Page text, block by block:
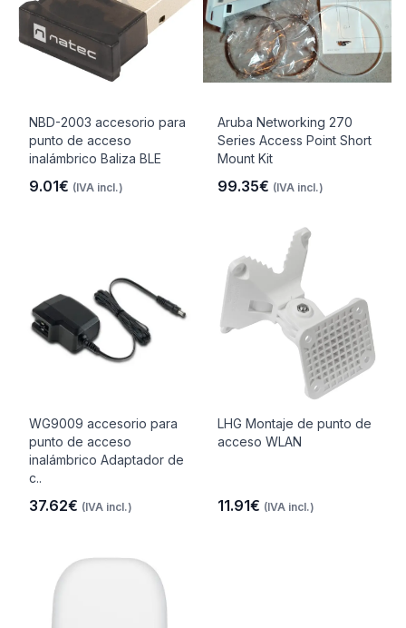
NBD-2003 accesorio para
punto de acceso
inalámbrico Baliza BLE
9.01€ (IVA incl.)
Aruba Networking 270
Series Access Point Short
Mount Kit
99.35€ (IVA incl.)
WG9009 accesorio para
punto de acceso
inalámbrico Adaptador de
c..
37.62€ (IVA incl.)
LHG Montaje de punto de
acceso WLAN
11.91€ (IVA incl.)